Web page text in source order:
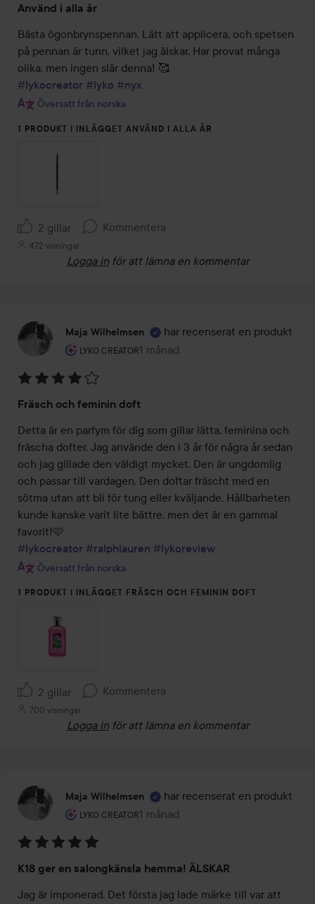
5
av
5
Använd i alla år
Bästa ögonbrynspennan. Lätt att applicera, och spetsen
på pennan är tunn, vilket jag älskar. Har provat många
#lykocreator #lyko #nyx
Översatt från norska
1 PRODUKT I INLÄGGET ANVÄND I ALLA ÅR
2 gillar Kommentera
472 visningar
Logga in för att lämna en kommentar
Maja Wilhelmsen har recenserat en produkt
LYKO CREATOR
Användarens roll: Lyko Creator.
1 månad
Inlägget skapades 1 månad
4
av
5
Fräsch och feminin doft
Detta är en parfym för dig som gillar lätta, feminina och
fräscha dofter. Jag använde den i 3 år för några år sedan
och jag gillade den väldigt mycket. Den är ungdomlig
och passar till vardagen. Den doftar fräscht med en
sötma utan att bli för tung eller kväljande. Hållbarheten
kunde kanske varit lite bättre, men det är en gammal
#lykocreator #ralphlauren #lykoreview
Översatt från norska
1 PRODUKT I INLÄGGET FRÄSCH OCH FEMININ DOFT
2 gillar Kommentera
700 visningar
Logga in för att lämna en kommentar
Maja Wilhelmsen har recenserat en produkt
LYKO CREATOR
Användarens roll: Lyko Creator.
1 månad
Inlägget skapades 1 månad
5
av
K18 ger en salongkänsla hemma! ÄLSKAR
Jag är imponerad. Det första jag lade märke till var att